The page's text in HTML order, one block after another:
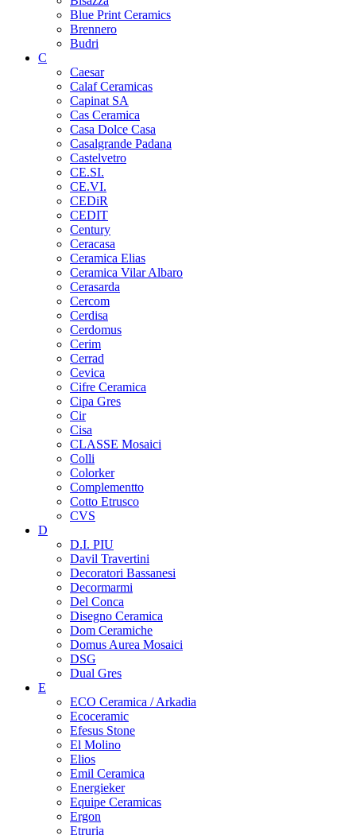
Blue Print Ceramics
Brennero
Budri
C
Caesar
Calaf Ceramicas
Capinat SA
Cas Ceramica
Casa Dolce Casa
Casalgrande Padana
Castelvetro
CE.SI.
CE.VI.
CEDiR
CEDIT
Century
Ceracasa
Ceramica Elias
Ceramica Vilar Albaro
Cerasarda
Cercom
Cerdisa
Cerdomus
Cerim
Cerrad
Cevica
Cifre Ceramica
Cipa Gres
Cir
Cisa
CLASSE Mosaici
Colli
Colorker
Complementto
Cotto Etrusco
CVS
D
D.I. PIU
Davil Travertini
Decoratori Bassanesi
Decormarmi
Del Conca
Disegno Ceramica
Dom Ceramiche
Domus Aurea Mosaici
DSG
Dual Gres
E
ECO Ceramica / Arkadia
Ecoceramic
Efesus Stone
El Molino
Elios
Emil Ceramica
Energieker
Equipe Ceramicas
Ergon
Etruria